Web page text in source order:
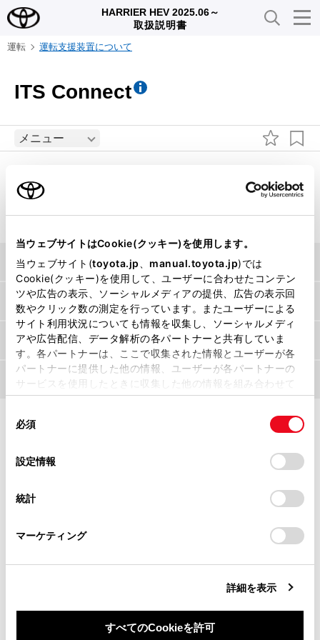
当ウェブサイトはCookie(クッキー)を使用します。
当ウェブサイト(toyota.jp manual.toyota.jp)では
Cookie(クッキー)を使用して、ユーザーに合わせたコンテン
ツや広告の表示、ソーシャルメディアの提供、広告の表示回
数やクリック数の測定を行っています。またユーザーによる
サイト利用状況についても情報を収集し、ソーシャルメディ
アや広告配信、データ解析の各パートナーと共有していま
す。各パートナーは、ここで収集された情報とユーザーが各
パートナーに提供した他の情報、ユーザーが各パートナーの
サービスを使用したときに収集した他の情報を組み合わせて
使用することがあります。当ウェブサイトの使用を続行する
デバイスにすべてのCookie(クッキー)が保存されることに同
意したことになります。Cookie(クッキー)のオプトアウト、
設定の変更、同意を撤回したりするにあたっては、当社の
「Cookie（クッキー）情報の取り扱いについて
」をご覧くだ
必須
設定情報
統計
マーケティング
詳細を表示
すべてのCookieを許可
HARRIER HEV 2025.06～
取扱説明書
運転 運転支援装置について
ITS Connect
メニュー
ことにより、安全運転や快適な運転を支援するシステム
ITS Connectの概要
ITS Connectアイコンの見方
割り込み表示による通知・案内・注意喚起
各機能の設定変更
合わせて見られているページ
レーダークルーズコントロール